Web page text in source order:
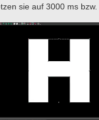
sie auf 3000 ms